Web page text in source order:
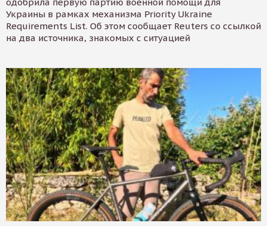
Украины в рамках механизма Priority Ukraine
Requirements List. Об этом сообщает Reuters со ссылкой
на два источника, знакомых с ситуацией